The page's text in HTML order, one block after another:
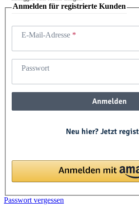
Anmelden für registrierte Kunden
E-Mail-Adresse
Passwort
Anmelden
Neu hier? Jetzt
Passwort vergessen